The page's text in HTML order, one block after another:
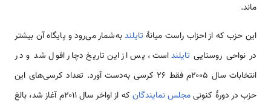
ماند.
این حزب که از احزاب راست میانهٔ تایلندبه‌شمار می‌رود و پایگاه آن بیشتر
در نواحی روستایی تایلنداست، پس از این تاریخ دچار افول شد و در
انتخابات سال ۲۰۰۵م فقط ۲۶ کرسی به‌دست آورد. تعداد کرسی‌های این
حزب در دورهٔ کنونیمجلس نمایندگان
که از اواخر سال ۲۰۱۱م آغاز شد، بالغ